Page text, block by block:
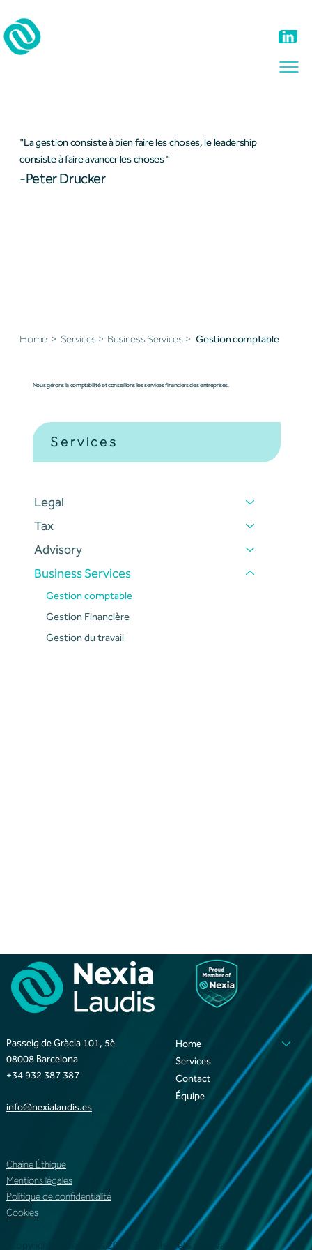
"La gestion consiste à bien faire les choses, le leadership
consiste à faire avancer les choses "
-Peter Drucker
Home > Services > Business Services > Gestion comptable
Nous gérons la comptabilité et conseillons les services financiers des entreprises.
Services
Legal
Tax
Advisory
Business Services
Gestion comptable
Gestion Financière
Gestion du travail
Copyright NexiaLaudis 2025. Tots els drets reservats
Passeig de Gràcia 101, 5è
08008 Barcelona
+34 932 387 387
info@nexialaudis.es
Home
Services
Contact
Équipe
Chaîne Éthique
Mentions légales
Politique de confidentialité
Cookies